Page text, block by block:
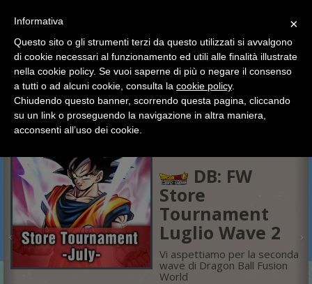
HOME Dragon Ball TCG
Dragon Ball TCG
DB: FW
Store
Tournament
Luglio Wave 2
Vi aspettiamo per la seconda
wave di Dragon Ball Fusion
World
×
Ciao a tutti, il negozio sarà chiuso dal 9/08 al 24/08
compreso.
Tutti gli ordini effettuati dopo le 15:00 del 07/08 verranno
spediti a partire dal giorno 25/08.
Buone vacanze a tutti dallo staff di Pianeta Hobby
×
Informativa
Questo sito o gli strumenti terzi da questo utilizzati si avvalgono
di cookie necessari al funzionamento ed utili alle finalità illustrate
nella cookie policy. Se vuoi saperne di più o negare il consenso
a tutti o ad alcuni cookie, consulta la cookie policy.
Chiudendo questo banner, scorrendo questa pagina, cliccando
su un link o proseguendo la navigazione in altra maniera,
acconsenti all’uso dei cookie.